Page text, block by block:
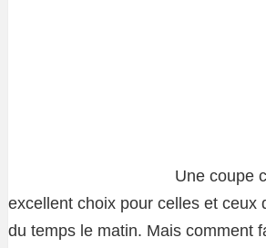
Une coupe
excellent choix pour celles et ceux
du temps le matin. Mais comment